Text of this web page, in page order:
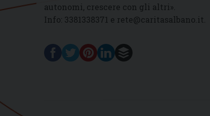
autonomi, crescere con gli altri».
Info: 3381338371 e rete@caritasalbano.it.